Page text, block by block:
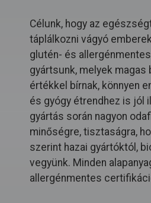
Célunk, hogy az
táplálkozni vágyó
glutén- és
gyártsunk, melyek magas
értékkel bírnak, könnyen
és gyógy étrendhez is jól
gyártás során nagyon
minőségre, tisztaságra,
szerint hazai gyártóktól,
vegyünk. Minden
allergénmentes